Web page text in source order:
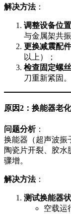
解决方法：
调整设备位置
与金属架共振
更换减震配件
以上）；
检查固定螺丝
刀重新紧固。
原因2：换能器老
问题分析：
换能器（超声波振
陶瓷片开裂、胶水
骤增。
解决方法：
测试换能器
空载运